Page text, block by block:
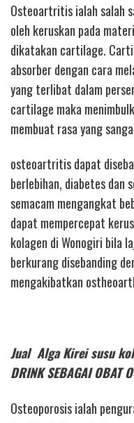
Osteoartritis ialah salah
oleh keruskan pada
dikatakan cartilage.
absorber dengan cara
yang terlibat dalam
cartilage maka
membuat rasa yang
osteoartritis dapat
berlebihan, diabetes dan
semacam mengangkat
dapat mempercepat
kolagen di Wonogiri bila
berkurang disebanding
mengakibatkan
Jual Alga Kirei susu
DRINK SEBAGAI OBAT
Osteoporosis ialah